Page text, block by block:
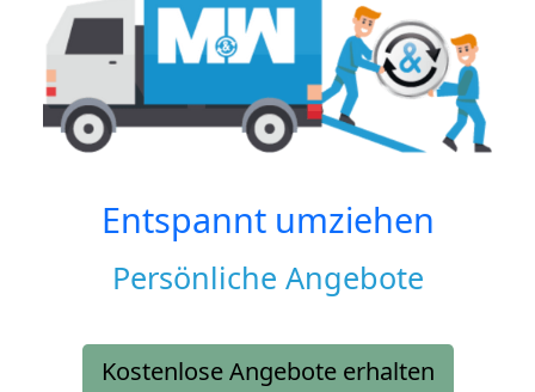
Entspannt umziehen
Persönliche Angebote
Kostenlose Angebote erhalten